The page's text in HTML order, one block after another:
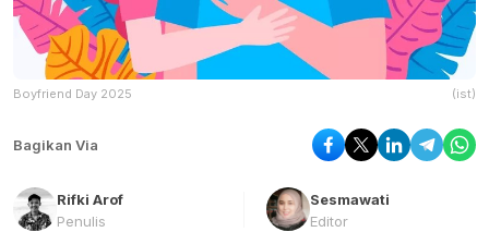
Boyfriend Day 2025 (ist)
Bagikan Via
Rifki Arof
Penulis
Sesmawati
Editor